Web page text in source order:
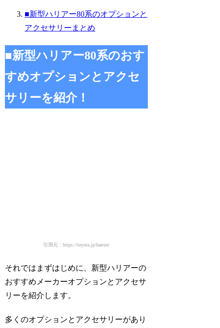
■新型ハリアー80系のオプションと
アクセサリーまとめ
■新型ハリアー80系のおす
すめオプションとアクセ
サリーを紹介！
引用元：https://toyota.jp/harrier/
それではまずはじめに、新型ハリアーの
おすすめメーカーオプションとアクセサ
リーを紹介します。
多くのオプションとアクセサリーがあり